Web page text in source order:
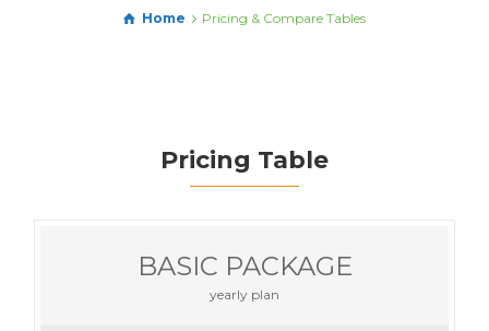
Home Pricing & Compare Tables
Pricing Table
BASIC PACKAGE
yearly plan